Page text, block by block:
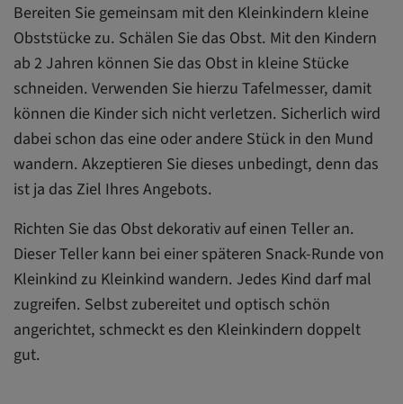
Bereiten Sie gemeinsam mit den Kleinkindern kleine
Obststücke zu. Schälen Sie das Obst. Mit den Kindern
ab 2 Jahren können Sie das Obst in kleine Stücke
schneiden. Verwenden Sie hierzu Tafelmesser, damit
können die Kinder sich nicht verletzen. Sicherlich wird
dabei schon das eine oder andere Stück in den Mund
wandern. Akzeptieren Sie dieses unbedingt, denn das
ist ja das Ziel Ihres Angebots.
Richten Sie das Obst dekorativ auf einen Teller an.
Dieser Teller kann bei einer späteren Snack-Runde von
Kleinkind zu Kleinkind wandern. Jedes Kind darf mal
zugreifen. Selbst zubereitet und optisch schön
angerichtet, schmeckt es den Kleinkindern doppelt
gut.